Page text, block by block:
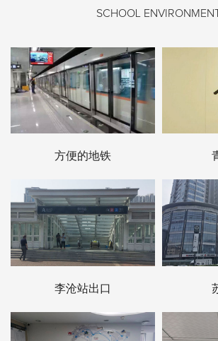
SCHOOL
方便的地铁
李沧站出口